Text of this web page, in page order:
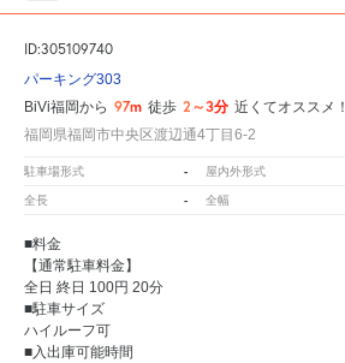
ID:305109740
パーキング303
BiVi福岡から 97m 徒歩 2～3分 近くてオススメ！
福岡県福岡市中央区渡辺通4丁目6-2
駐車場形式 - 屋内外形式
全長 - 全幅
■料金
【通常駐車料金】
全日 終日 100円 20分
■駐車サイズ
ハイルーフ可
■入出庫可能時間